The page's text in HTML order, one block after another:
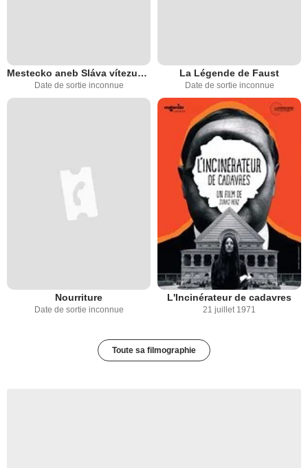
Mestecko aneb Sláva vítezum, cest porazeným
Date de sortie inconnue
La Légende de Faust
Date de sortie inconnue
Nourriture
Date de sortie inconnue
L'Incinérateur de cadavres
21 juillet 1971
Toute sa filmographie